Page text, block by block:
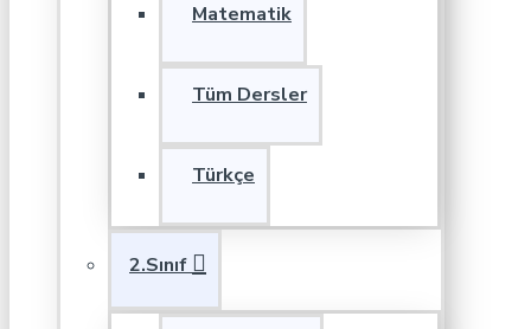
Matematik
Tüm Dersler
Türkçe
2.Sınıf